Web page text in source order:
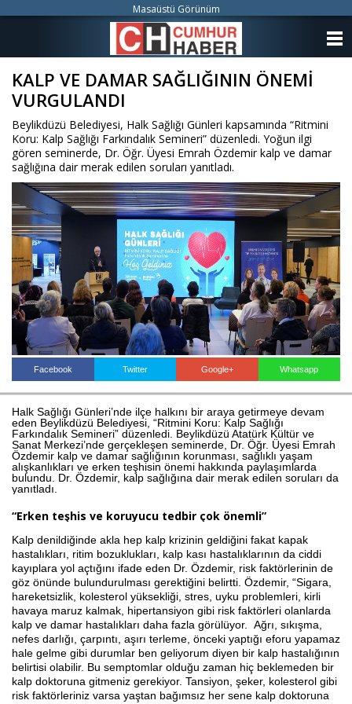
KALP VE DAMAR SAĞLIĞININ ÖNEMİ
VURGULANDI
Beylikdüzü Belediyesi, Halk Sağlığı Günleri kapsamında “Ritmini
Koru: Kalp Sağlığı Farkındalık Semineri” düzenledi. Yoğun ilgi
gören seminerde, Dr. Öğr. Üyesi Emrah Özdemir kalp ve damar
sağlığına dair merak edilen soruları yanıtladı.
Facebook Twitter Google+ Whatsapp
Halk Sağlığı Günleri’nde ilçe halkını bir araya getirmeye devam
eden Beylikdüzü Belediyesi, “Ritmini Koru: Kalp Sağlığı
Farkındalık Semineri” düzenledi. Beylikdüzü Atatürk Kültür ve
Sanat Merkezi’nde gerçekleşen seminerde, Dr. Öğr. Üyesi Emrah
Özdemir kalp ve damar sağlığının korunması, sağlıklı yaşam
alışkanlıkları ve erken teşhisin önemi hakkında paylaşımlarda
bulundu. Dr. Özdemir, kalp sağlığına dair merak edilen soruları da
yanıtladı.
“Erken teşhis ve koruyucu tedbir çok önemli”
Kalp denildiğinde akla hep kalp krizinin geldiğini fakat kapak
hastalıkları, ritim bozuklukları, kalp kası hastalıklarının da ciddi
kayıplara yol açtığını ifade eden Dr. Özdemir, risk faktörlerinin de
göz önünde bulundurulması gerektiğini belirtti. Özdemir, “Sigara,
hareketsizlik, kolesterol yüksekliği, stres, uyku problemleri, kirli
havaya maruz kalmak, hipertansiyon gibi risk faktörleri olanlarda
kalp ve damar hastalıkları daha fazla görülüyor. Ağrı, sıkışma,
nefes darlığı, çarpıntı, aşırı terleme, önceki yaptığı eforu yapamaz
hale gelme gibi durumlar ben geliyorum diyen bir kalp hastalığının
belirtisi olabilir. Bu semptomlar olduğu zaman hiç beklemeden bir
kalp doktoruna gitmeniz gerekiyor. Tansiyon, şeker, kolesterol gibi
risk faktörleriniz varsa yaştan bağımsız her sene kalp doktoruna
Masaüstü Görünüm
KATEGORİLER
ANKETLER
FOTO GALERİ
VİDEO GALERİ
KÜNYE
İLETİŞİM
Haberin Doğru Adresi.